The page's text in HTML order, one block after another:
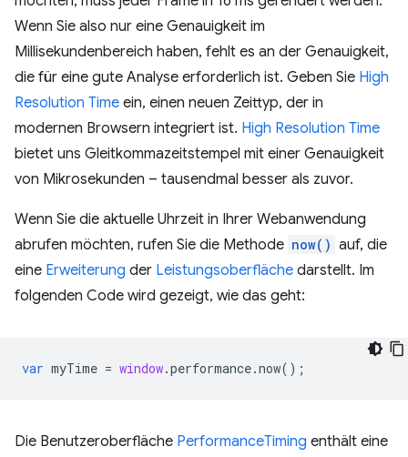
Wenn Sie also nur eine Genauigkeit im
Millisekundenbereich haben, fehlt es an der Genauigkeit,
die für eine gute Analyse erforderlich ist. Geben Sie High
Resolution Time ein, einen neuen Zeittyp, der in
modernen Browsern integriert ist. High Resolution Time
bietet uns Gleitkommazeitstempel mit einer Genauigkeit
von Mikrosekunden – tausendmal besser als zuvor.
Wenn Sie die aktuelle Uhrzeit in Ihrer Webanwendung
abrufen möchten, rufen Sie die Methode now() auf, die
eine Erweiterung der Leistungsoberfläche darstellt. Im
folgenden Code wird gezeigt, wie das geht:
var myTime = window.performance.now();
Die Benutzeroberfläche PerformanceTiming enthält eine